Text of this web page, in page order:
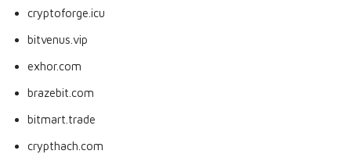
cryptoforge.icu
bitvenus.vip
exhor.com
brazebit.com
bitmart.trade
crypthach.com